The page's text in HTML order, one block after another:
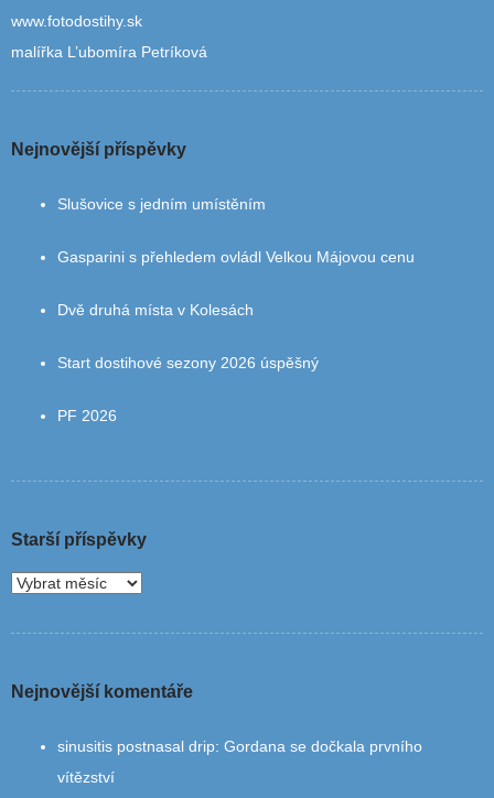
www.fotodostihy.sk
malířka L’ubomíra Petríková
Nejnovější příspěvky
Slušovice s jedním umístěním
Gasparini s přehledem ovládl Velkou Májovou cenu
Dvě druhá místa v Kolesách
Start dostihové sezony 2026 úspěšný
PF 2026
Starší příspěvky
Nejnovější komentáře
sinusitis postnasal drip: Gordana se dočkala prvního
vítězství